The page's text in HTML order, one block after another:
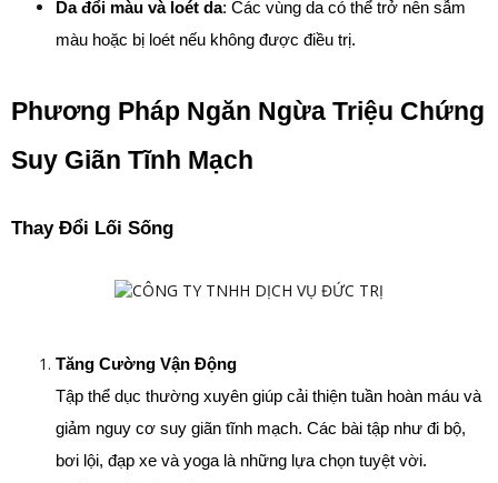
Da đổi màu và loét da: Các vùng da có thể trở nên sẫm
màu hoặc bị loét nếu không được điều trị.
Phương Pháp Ngăn Ngừa Triệu Chứng
Suy Giãn Tĩnh Mạch
Thay Đổi Lối Sống
Tăng Cường Vận Động
Tập thể dục thường xuyên giúp cải thiện tuần hoàn máu và
giảm nguy cơ suy giãn tĩnh mạch. Các bài tập như đi bộ,
bơi lội, đạp xe và yoga là những lựa chọn tuyệt vời.